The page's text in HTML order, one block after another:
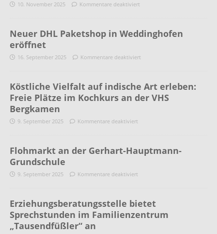
10. November 2025 Kommentare deaktiviert
Neuer DHL Paketshop in Weddinghofen
eröffnet
16. September 2025 Kommentare deaktiviert
Köstliche Vielfalt auf indische Art erleben:
Freie Plätze im Kochkurs an der VHS
Bergkamen
9. September 2025 Kommentare deaktiviert
Flohmarkt an der Gerhart-Hauptmann-
Grundschule
9. September 2025 Kommentare deaktiviert
Erziehungsberatungsstelle bietet
Sprechstunden im Familienzentrum
„Tausendfüßler“ an